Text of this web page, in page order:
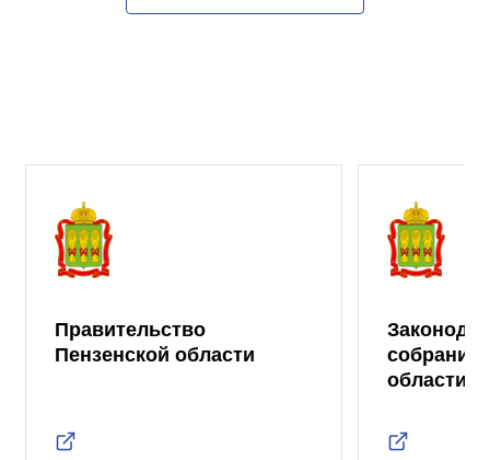
Правительство
Пензенской области
собрание
области